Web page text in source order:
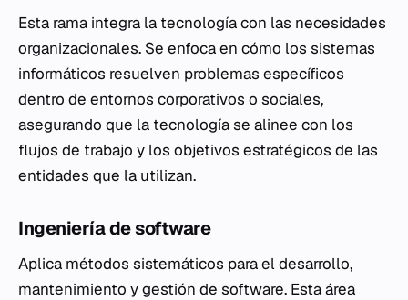
Esta rama integra la tecnología con las necesidades
organizacionales. Se enfoca en cómo los sistemas
informáticos resuelven problemas específicos
dentro de entornos corporativos o sociales,
asegurando que la tecnología se alinee con los
flujos de trabajo y los objetivos estratégicos de las
entidades que la utilizan.
Ingeniería de software
Aplica métodos sistemáticos para el desarrollo,
mantenimiento y gestión de software. Esta área